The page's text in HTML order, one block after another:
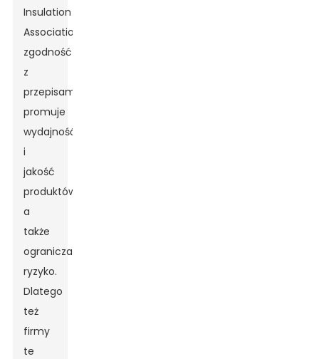
Insulation
Association,
zgodność
z
przepisami
promuje
wydajność
i
jakość
produktów,
a
także
ogranicza
ryzyko.
Dlatego
też
firmy
te